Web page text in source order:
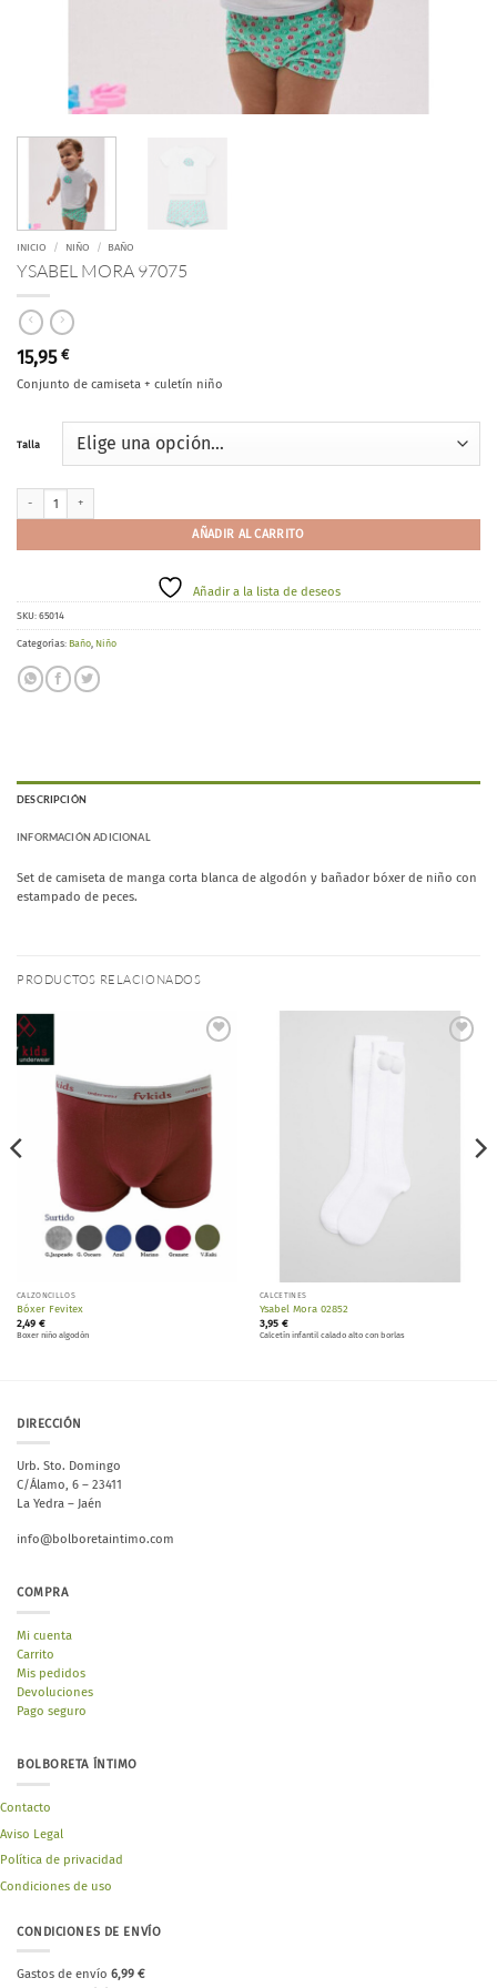
INICIO / NIÑO / BAÑO
YSABEL MORA 97075
15,95 €
Conjunto de camiseta + culetín niño
Talla
AÑADIR AL CARRITO
Añadir a la lista de deseos
SKU: 65014
Categorías: Baño Niño
DESCRIPCIÓN
INFORMACIÓN ADICIONAL
Set de camiseta de manga corta blanca de algodón y bañador bóxer de niño con
estampado de peces.
PRODUCTOS RELACIONADOS
lista de
deseos
CALZONCILLOS
Bóxer Fevitex
2,49 €
Boxer niño algodón
CALCETINES
Ysabel Mora 02852
3,95 €
Calcetín infantil calado alto con borlas
DIRECCIÓN
Urb. Sto. Domingo
C/Álamo, 6 – 23411
La Yedra – Jaén
info@bolboretaintimo.com
COMPRA
Mi cuenta
Carrito
Mis pedidos
Devoluciones
Pago seguro
BOLBORETA ÍNTIMO
Contacto
Aviso Legal
Política de privacidad
Condiciones de uso
CONDICIONES DE ENVÍO
Gastos de envío 6,99 €